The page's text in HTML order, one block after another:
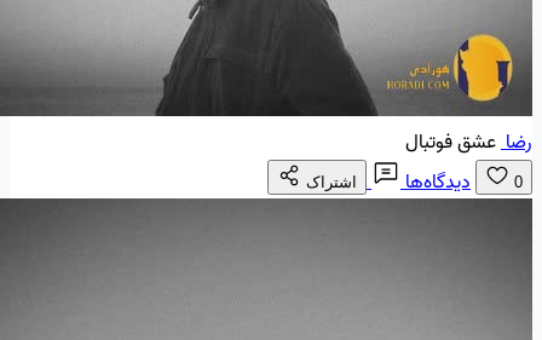
رضاعشق فوتبال
0 دیدگاه‌ها اشتراک